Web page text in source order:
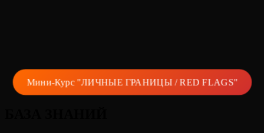
Мини-Курс "ЛИЧНЫЕ ГРАНИЦЫ / RED FLAGS"